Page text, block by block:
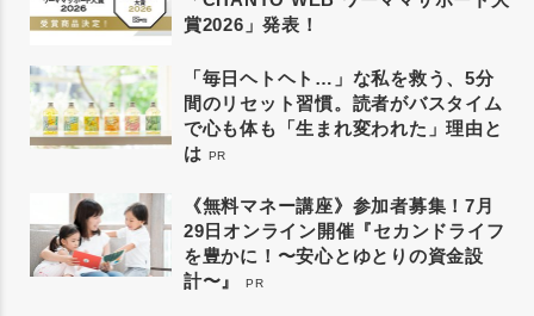
賞2026」発表！
「毎日ヘトヘト…」な私を救う、5分
間のリセット習慣。読者がバスタイム
で心も体も「生まれ変われた」理由と
は PR
《無料マネー講座》参加者募集！7月
29日オンライン開催『セカンドライフ
を豊かに！〜安心とゆとりの資金設
計〜』
PR